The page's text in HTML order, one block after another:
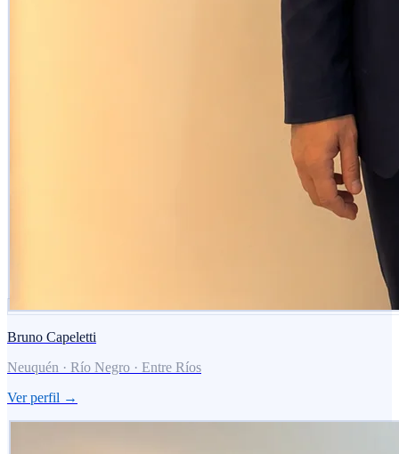
Bruno Capeletti
Neuquén · Río Negro · Entre Ríos
Ver perfil →